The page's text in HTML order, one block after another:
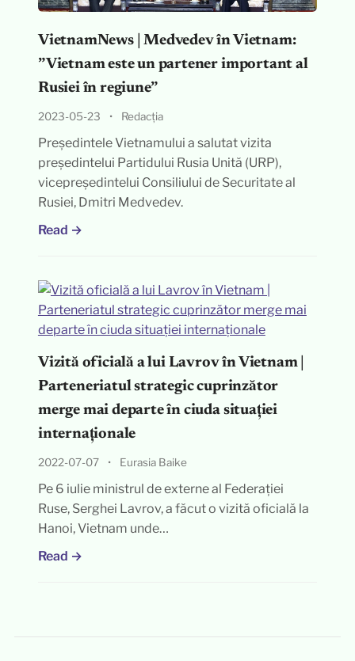
VietnamNews | Medvedev în Vietnam:
”Vietnam este un partener important al
Rusiei în regiune”
2023-05-23 • Redacția
Președintele Vietnamului a salutat vizita
președintelui Partidului Rusia Unită (URP),
vicepreședintelui Consiliului de Securitate al
Rusiei, Dmitri Medvedev.
Read →
Vizită oficială a lui Lavrov în Vietnam |
Parteneriatul strategic cuprinzător
merge mai departe în ciuda situației
internaționale
2022-07-07 • Eurasia Baike
Pe 6 iulie ministrul de externe al Federației
Ruse, Serghei Lavrov, a făcut o vizită oficială la
Hanoi, Vietnam unde…
Read →